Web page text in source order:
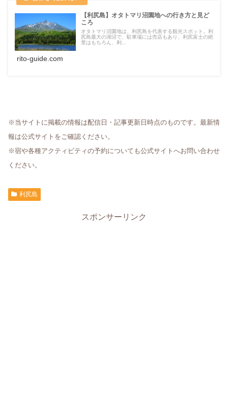
【利尻島】オタトマリ沼園地への行き方と見ど
ころ
オタトマリ沼園地は、利尻島を代表する観光スポット。利
尻島最大の湖沼で、駐車場には売店もあり、利尻富士の絶
景はもちろん、利...
rito-guide.com
※当サイトに掲載の情報は配信日・記事更新日時点のものです。最新情
報は公式サイトをご確認ください。
※宿や各種アクティビティの予約についても公式サイトへお問い合わせ
ください。
利尻島
スポンサーリンク